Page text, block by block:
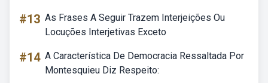
#13 As Frases A Seguir Trazem Interjeições Ou
Locuções Interjetivas Exceto
#14 A Característica De Democracia Ressaltada Por
Montesquieu Diz Respeito: